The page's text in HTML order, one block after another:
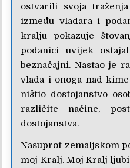
ostvarili svoja
između vladara i
kralju pokazuje
podanici uvijek
beznačajni. Nastao je
vlada i onoga nad
ništio dostojanstvo
različite načine,
dostojanstva.
Nasuprot zemaljskom
moj Kralj. Moj Kralj ljubi